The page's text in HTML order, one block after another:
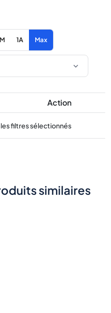
1A Max
Action
filtres sélectionnés
similaires